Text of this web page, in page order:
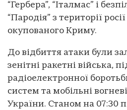
“Гербера”, “Італмас” і
“Пародія” з території
окупованого Криму.
До відбиття атаки були
зенітні ракетні війська,
радіоелектронної
систем та мобільні
України. Станом на 07:30